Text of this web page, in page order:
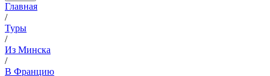
Главная
/
Туры
/
Из Минска
/
В Францию